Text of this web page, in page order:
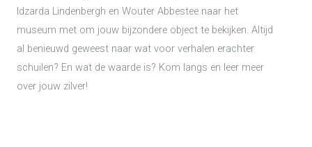
Idzarda Lindenbergh en Wouter Abbestee naar het
museum met om jouw bijzondere object te bekijken. Altijd
al benieuwd geweest naar wat voor verhalen erachter
schuilen? En wat de waarde is? Kom langs en leer meer
over jouw zilver!